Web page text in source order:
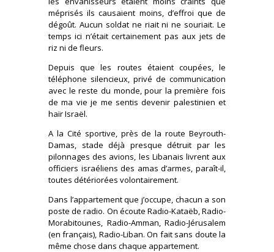
méprisés ils causaient moins, d’effroi que de
dégoût. Aucun soldat ne riait ni ne souriait. Le
temps ici n’était certainement pas aux jets de
riz ni de fleurs.
Depuis que les routes étaient coupées, le
téléphone silencieux, privé de communication
avec le reste du monde, pour la première fois
de ma vie je me sentis devenir palestinien et
haïr Israël.
A la Cité sportive, près de la route Beyrouth-
Damas, stade déjà presque détruit par les
pilonnages des avions, les Libanais livrent aux
officiers israéliens des amas d’armes, paraît-il,
toutes détériorées volontairement.
Dans l’appartement que j’occupe, chacun a son
poste de radio. On écoute Radio-Kataëb, Radio-
Morabitounes, Radio-Amman, Radio-Jérusalem
(en français), Radio-Liban. On fait sans doute la
même chose dans chaque appartement.